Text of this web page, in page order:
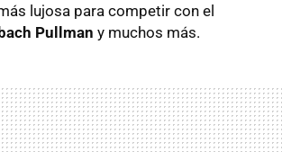
lujosa para competir con el
Pullman y muchos más.